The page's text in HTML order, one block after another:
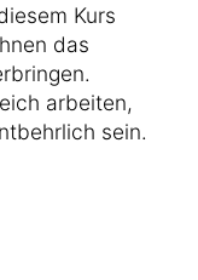
Kurs
das
arbeiten,
sein.